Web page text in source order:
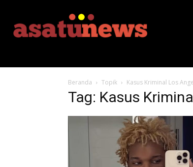
Beranda Topik Kasus Kriminal Los
Tag: Kasus